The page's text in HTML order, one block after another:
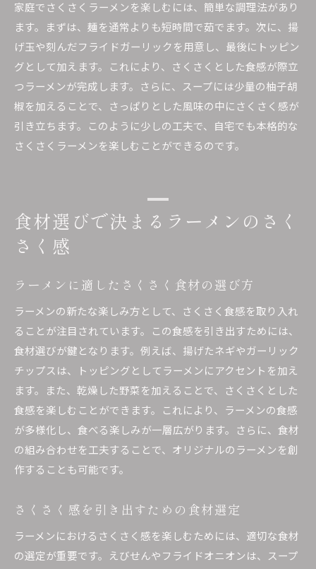
家庭でさくさくラーメンを楽しむには、簡単な調理法があり
ます。まずは、麺を通常よりも短時間で茹でます。次に、揚
げ玉や刻んだフライドガーリックを用意し、最後にトッピン
グとして加えます。これにより、さくさくとした食感が際立
つラーメンが完成します。さらに、スープには少量の柚子胡
椒を加えることで、さっぱりとした風味の中にさくさく感が
引き立ちます。このように少しの工夫で、自宅でも本格的な
さくさくラーメンを楽しむことができるのです。
食材選びで決まるラーメンのさく
さく感
ラーメンに適したさくさく食材の選び方
ラーメンの新たな楽しみ方として、さくさく食感を取り入れ
ることが注目されています。この食感を引き出すためには、
食材選びが鍵となります。例えば、揚げたネギやガーリック
チップスは、トッピングとしてラーメンにアクセントを加え
ます。また、乾燥した野菜を加えることで、さくさくとした
食感を楽しむことができます。これにより、ラーメンの食感
が多様化し、食べる楽しみが一層広がります。さらに、食材
の組み合わせを工夫することで、オリジナルのラーメンを創
作することも可能です。
さくさく感を引き出すための食材選定
ラーメンにおけるさくさく感を楽しむためには、適切な食材
の選定が重要です。えびせんやフライドオニオンは、スープ